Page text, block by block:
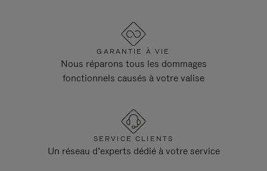
GARANTIE À VIE
Nous réparons tous les dommages
fonctionnels causés à votre valise
SERVICE CLIENTS
Un réseau d’experts dédié à votre service